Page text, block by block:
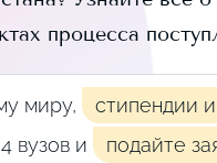
процесса
миру, стипендии
вузов и
подайте